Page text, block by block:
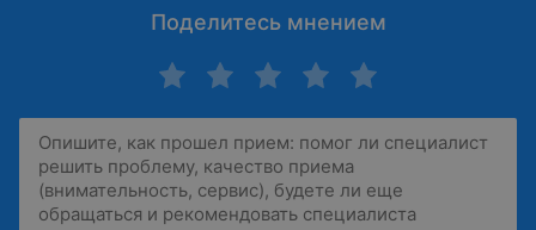
Поделитесь мнением